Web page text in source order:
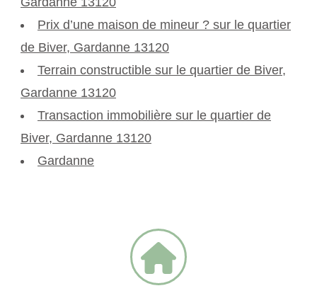
Prix d’une maison de mineur ? sur le quartier
de Biver, Gardanne 13120
Terrain constructible sur le quartier de Biver,
Gardanne 13120
Transaction immobilière sur le quartier de
Biver, Gardanne 13120
Gardanne